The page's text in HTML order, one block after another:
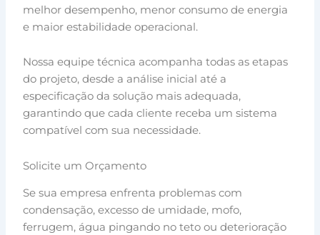
melhor desempenho, menor consumo de energia
e maior estabilidade operacional.
Nossa equipe técnica acompanha todas as etapas
do projeto, desde a análise inicial até a
especificação da solução mais adequada,
garantindo que cada cliente receba um sistema
compatível com sua necessidade.
Solicite um Orçamento
Se sua empresa enfrenta problemas com
condensação, excesso de umidade, mofo,
ferrugem, água pingando no teto ou deterioração